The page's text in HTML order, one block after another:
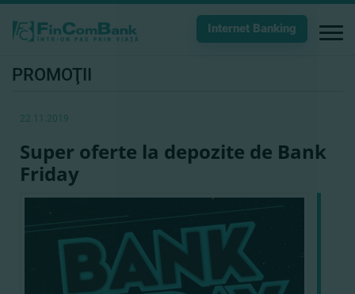
Internet Banking
PROMOŢII
22.11.2019
Super oferte la depozite de Bank
Friday